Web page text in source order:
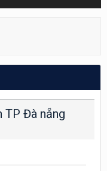
TP Đà nẵng